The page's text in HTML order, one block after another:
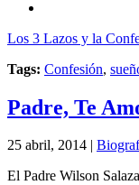
Los 3 Lazos y la
Tags: Confesión,
Padre, Te
25 abril, 2014 |
El Padre Wilson